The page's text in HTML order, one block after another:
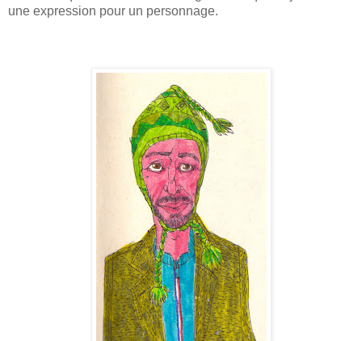
une expression pour un personnage.